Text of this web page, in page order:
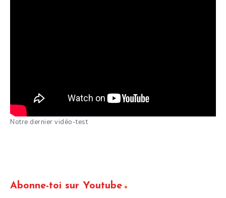
Notre dernier vidéo-test
Abonne-toi sur Youtube